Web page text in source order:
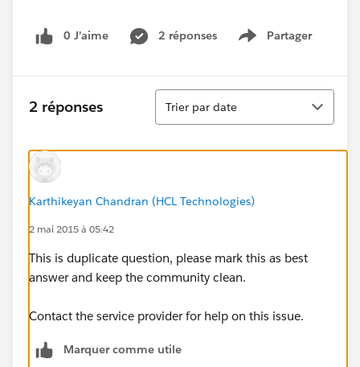
0 J’aime 2 réponses Partager
Show menu
2 réponses
Tri
Trier par date
Karthikeyan Chandran (HCL Technologies)
2 mai 2015 à 05:42
This is duplicate question, please mark this as best
answer and keep the community clean.
Contact the service provider for help on this issue.
Marquer comme utile